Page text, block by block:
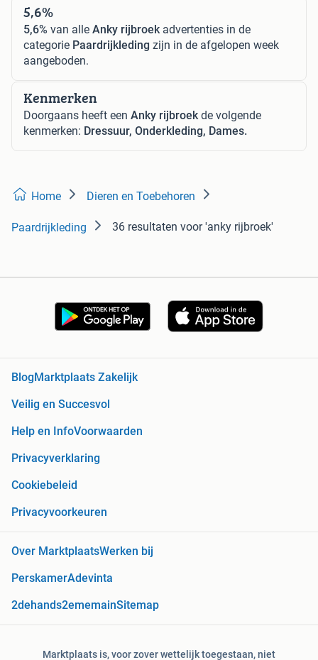
5,6%
5,6% van alle Anky rijbroekadvertenties in de
categorie Paardrijkleding zijn in de afgelopen week
aangeboden.
Kenmerken
Doorgaans heeft een Anky rijbroekde volgende
kenmerken: Dressuur, Onderkleding, Dames.
Home Dieren en Toebehoren
Paardrijkleding 36 resultaten voor 'anky rijbroek'
BlogMarktplaats Zakelijk
Veilig en Succesvol
Help en InfoVoorwaarden
Privacyverklaring
Cookiebeleid
Privacyvoorkeuren
Over MarktplaatsWerken bij
PerskamerAdevinta
2dehands2ememainSitemap
Marktplaats is, voor zover wettelijk toegestaan, niet